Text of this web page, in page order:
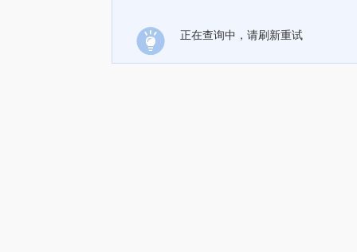
正在查询中，请刷新重试